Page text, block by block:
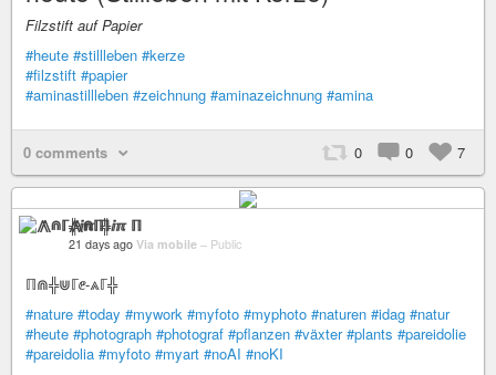
Filzstift auf Papier
#heute #stillleben #kerze
#filzstift #papier
#aminastillleben #zeichnung #aminazeichnung #amina
0 comments 0 0 7
⨇⋒ℾ╬ⅈℼ ℿ
21 days ago Via mobile – Public
ℿ⋒╬⋓ℾⅇ-⩓ℾ╬
#nature #today #mywork #myfoto #myphoto #naturen #idag #natur
#heute #photograph #photograf #pflanzen #växter #plants #pareidolie
#pareidolia #myfoto #myart #noAI #noKI